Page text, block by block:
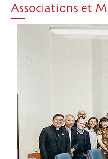
Associations et